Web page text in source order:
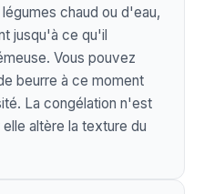
chaud ou d'eau,
jusqu'à ce qu'il
Vous pouvez
beurre à ce moment
La congélation n'est
altère la texture du